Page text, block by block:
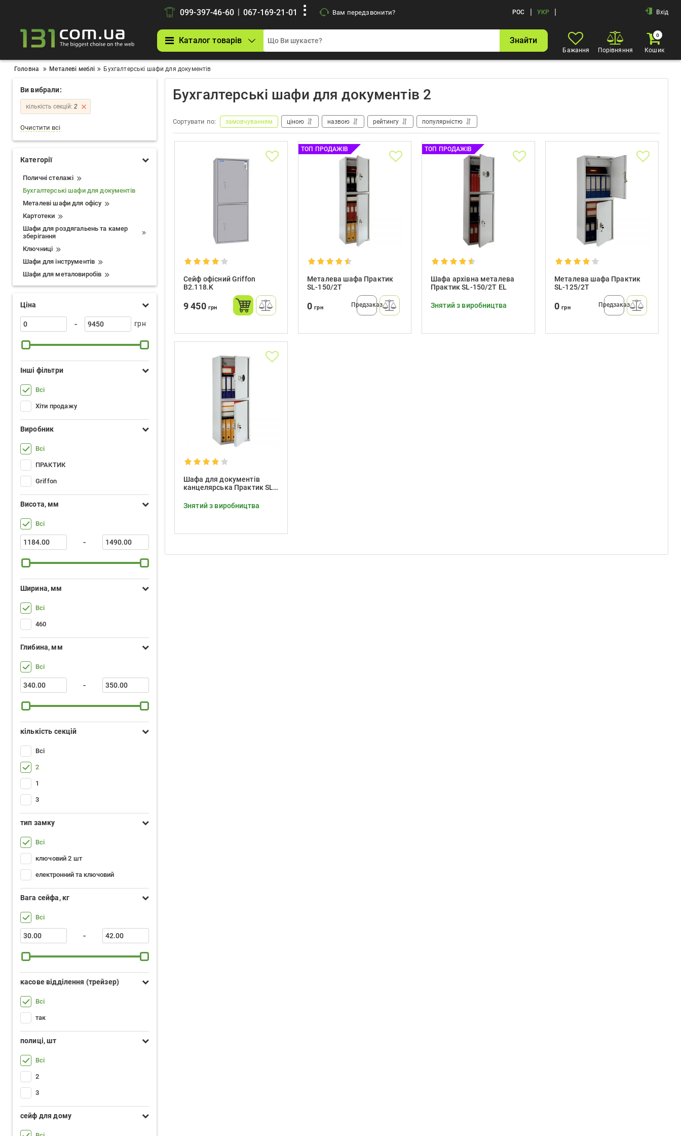
099-397-46-60 | 067-169-21-01 Вам передзвонити? РОС | УКР | Вхід
Каталог товарів Знайти
Бажання Порівняння
0
Кошик
Головна Металеві меблі Бухгалтерські шафи для документів
Ви вибрали:
кількість секцій: 2
Очистити всі
Категорії
Поличні стелажі
Бухгалтерські шафи для документів
Металеві шафи для офісу
Картотеки
Шафи для роздягальень та камер
зберігання
Ключниці
Шафи для інструментів
Шафи для металовиробів
Ціна
- грн
Інші фільтри
Всі
Хіти продажу
Виробник
Всі
ПРАКТИК
Griffon
Висота, мм
Всі
-
Ширина, мм
Всі
460
Глибина, мм
Всі
-
кількість секцій
Всі
2
1
3
тип замку
Всі
ключовий 2 шт
електронний та ключовий
Вага сейфа, кг
Всі
-
касове відділення (трейзер)
Всі
так
полиці, шт
Всі
2
3
сейф для дому
Бухгалтерські шафи для документів 2
Сортувати по: замовчуванням ціною назвою рейтингу популярністю
Сейф офісний Griffon
B2.118.K
9 450 грн
ТОП ПРОДАЖІВ
Металева шафа Практик
SL-150/2T
0грн Предзаказ
ТОП ПРОДАЖІВ
Шафа архівна металева
Практик SL-150/2T EL
Знятий з виробництва
Металева шафа Практик
SL-125/2T
0грн Предзаказ
Шафа для документів
канцелярська Практик SL-
Знятий з виробництва